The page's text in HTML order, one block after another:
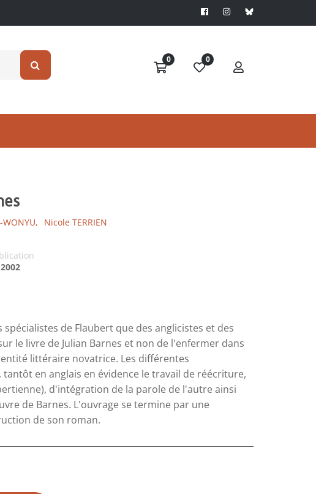
0 0
Nicole TERRIEN
de Flaubert que des anglicistes et des
le livre de Julian Barnes et non de l'enfermer dans
littéraire novatrice. Les différentes
en anglais en évidence le travail de réécriture,
d'intégration de la parole de l'autre ainsi
de Barnes. L'ouvrage se termine par une
de son roman.